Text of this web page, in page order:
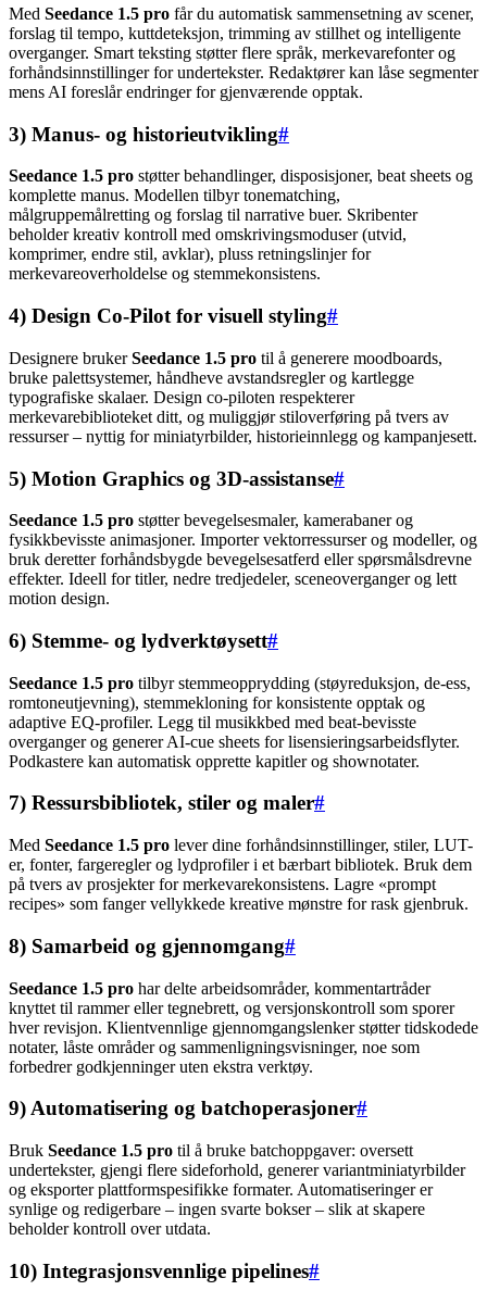
Med Seedance 1.5 pro får du automatisk sammensetning av scener,
forslag til tempo, kuttdeteksjon, trimming av stillhet og intelligente
overganger. Smart teksting støtter flere språk, merkevarefonter og
forhåndsinnstillinger for undertekster. Redaktører kan låse segmenter
mens AI foreslår endringer for gjenværende opptak.
3) Manus- og historieutvikling#
Seedance 1.5 pro støtter behandlinger, disposisjoner, beat sheets og
komplette manus. Modellen tilbyr tonematching,
målgruppemålretting og forslag til narrative buer. Skribenter
beholder kreativ kontroll med omskrivingsmoduser (utvid,
komprimer, endre stil, avklar), pluss retningslinjer for
merkevareoverholdelse og stemmekonsistens.
4) Design Co-Pilot for visuell styling#
Designere brukerSeedance 1.5 pro til å generere moodboards,
bruke palettsystemer, håndheve avstandsregler og kartlegge
typografiske skalaer. Design co-piloten respekterer
merkevarebiblioteket ditt, og muliggjør stiloverføring på tvers av
ressurser – nyttig for miniatyrbilder, historieinnlegg og kampanjesett.
5) Motion Graphics og 3D-assistanse#
Seedance 1.5 pro støtter bevegelsesmaler, kamerabaner og
fysikkbevisste animasjoner. Importer vektorressurser og modeller, og
bruk deretter forhåndsbygde bevegelsesatferd eller spørsmålsdrevne
effekter. Ideell for titler, nedre tredjedeler, sceneoverganger og lett
motion design.
6) Stemme- og lydverktøysett#
Seedance 1.5 pro tilbyr stemmeopprydding (støyreduksjon, de-ess,
romtoneutjevning), stemmekloning for konsistente opptak og
adaptive EQ-profiler. Legg til musikkbed med beat-bevisste
overganger og generer AI-cue sheets for lisensieringsarbeidsflyter.
Podkastere kan automatisk opprette kapitler og shownotater.
7) Ressursbibliotek, stiler og maler#
Med Seedance 1.5 pro lever dine forhåndsinnstillinger, stiler, LUT-
er, fonter, fargeregler og lydprofiler i et bærbart bibliotek. Bruk dem
på tvers av prosjekter for merkevarekonsistens. Lagre «prompt
recipes» som fanger vellykkede kreative mønstre for rask gjenbruk.
8) Samarbeid og gjennomgang#
Seedance 1.5 pro har delte arbeidsområder, kommentartråder
knyttet til rammer eller tegnebrett, og versjonskontroll som sporer
hver revisjon. Klientvennlige gjennomgangslenker støtter tidskodede
notater, låste områder og sammenligningsvisninger, noe som
forbedrer godkjenninger uten ekstra verktøy.
9) Automatisering og batchoperasjoner#
Bruk Seedance 1.5 pro til å bruke batchoppgaver: oversett
undertekster, gjengi flere sideforhold, generer variantminiatyrbilder
og eksporter plattformspesifikke formater. Automatiseringer er
synlige og redigerbare – ingen svarte bokser – slik at skapere
beholder kontroll over utdata.
10) Integrasjonsvennlige pipelines#